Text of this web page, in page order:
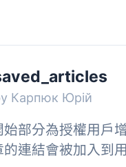
Карпюк Юрій
始部分為授權用戶
的連結會被加入到